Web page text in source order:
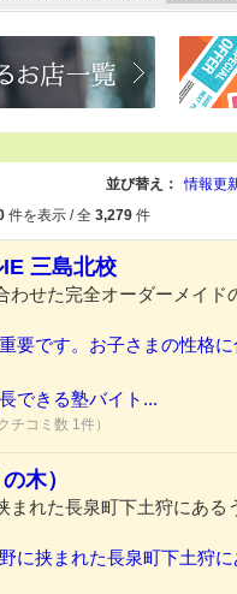
並び替え： 情報更
件を表示 / 全 3,279 件
三島北校
わせた完全オーダーメイド
要です。お子さまの性格
できる塾バイト...
チコミ数 1件）
木）
まれた長泉町下土狩にある
に挟まれた長泉町下土狩